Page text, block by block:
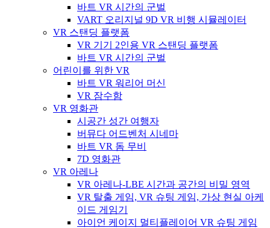
바트 VR 시간의 군벌
VART 오리지널 9D VR 비행 시뮬레이터
VR 스탠딩 플랫폼
VR 기기 2인용 VR 스탠딩 플랫폼
바트 VR 시간의 군벌
어린이를 위한 VR
바트 VR 워리어 머신
VR 잠수함
VR 영화관
시공간 성간 여행자
버뮤다 어드벤처 시네마
바트 VR 돔 무비
7D 영화관
VR 아레나
VR 아레나-LBE 시간과 공간의 비밀 영역
VR 탈출 게임, VR 슈팅 게임, 가상 현실 아케
이드 게임기
아이언 케이지 멀티플레이어 VR 슈팅 게임